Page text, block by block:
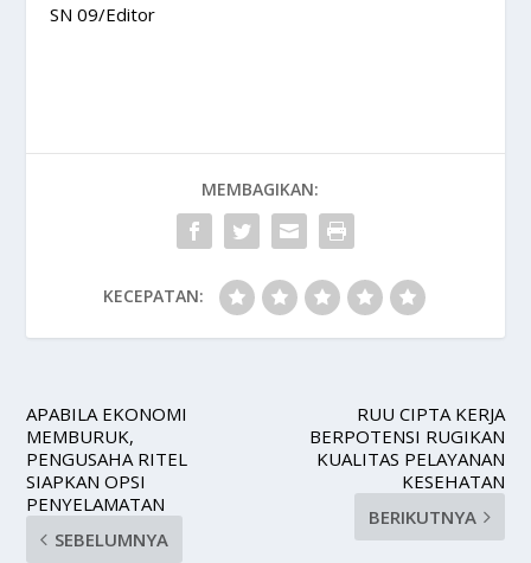
SN 09/Editor
MEMBAGIKAN:
KECEPATAN:
APABILA EKONOMI
MEMBURUK,
PENGUSAHA RITEL
SIAPKAN OPSI
PENYELAMATAN
SEBELUMNYA
RUU CIPTA KERJA
BERPOTENSI RUGIKAN
KUALITAS PELAYANAN
KESEHATAN
BERIKUTNYA